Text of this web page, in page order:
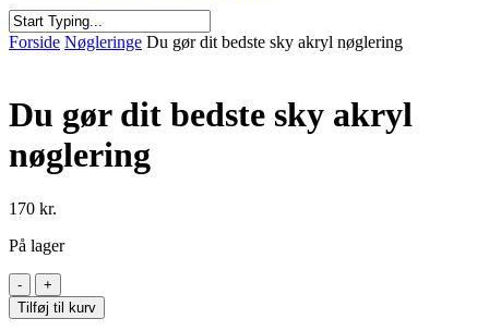
Close
Forside Nøgleringe Du gør dit bedste sky akryl nøglering
Du gør dit bedste sky akryl
nøglering
170 kr.
På lager
Du
gør
dit
Tilføj til kurv